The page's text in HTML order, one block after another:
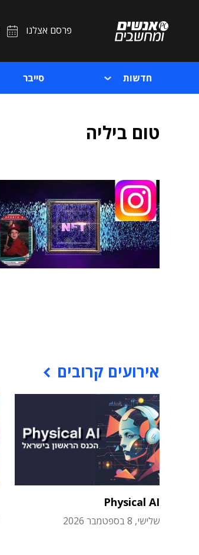
פרסם אצלנו
חדשות סייבר
טום ביליה
אירועים קרובים
Physical AI
שלישי, 8 בספטמבר 2026